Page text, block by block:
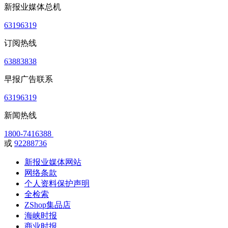
新报业媒体总机
63196319
订阅热线
63883838
早报广告联系
63196319
新闻热线
1800-7416388
或 92288736
新报业媒体网站
网络条款
个人资料保护声明
全检索
ZShop集品店
海峡时报
商业时报